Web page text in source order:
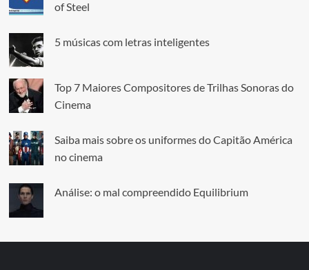
of Steel
5 músicas com letras inteligentes
Top 7 Maiores Compositores de Trilhas Sonoras do
Cinema
Saiba mais sobre os uniformes do Capitão América
no cinema
Análise: o mal compreendido Equilibrium